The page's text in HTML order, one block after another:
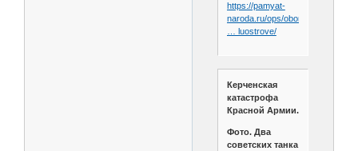
https://pamyat-
naroda.ru/ops/oboronitel
… luostrove/
Керченская
катастрофа
Красной Армии.
Фото. Два
советских танка